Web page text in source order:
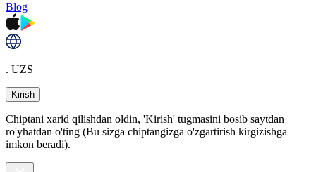
Blog
. UZS
Kirish
Chiptani xarid qilishdan oldin, 'Kirish' tugmasini bosib saytdan
ro'yhatdan o'ting (Bu sizga chiptangizga o'zgartirish kirgizishga
imkon beradi).